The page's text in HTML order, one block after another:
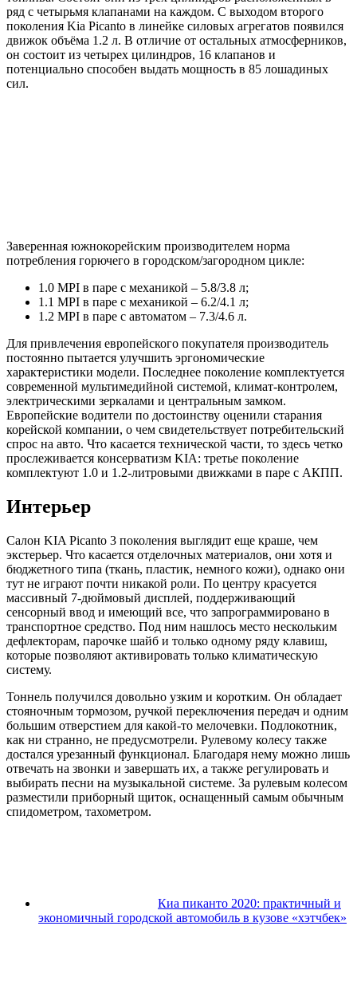
ряд с четырьмя клапанами на каждом. С выходом второго
поколения Kia Picanto в линейке силовых агрегатов появился
движок объёма 1.2 л. В отличие от остальных атмосферников,
он состоит из четырех цилиндров, 16 клапанов и
потенциально способен выдать мощность в 85 лошадиных
сил.
Заверенная южнокорейским производителем норма
потребления горючего в городском/загородном цикле:
1.0 MPI в паре с механикой – 5.8/3.8 л;
1.1 MPI в паре с механикой – 6.2/4.1 л;
1.2 MPI в паре с автоматом – 7.3/4.6 л.
Для привлечения европейского покупателя производитель
постоянно пытается улучшить эргономические
характеристики модели. Последнее поколение комплектуется
современной мультимедийной системой, климат-контролем,
электрическими зеркалами и центральным замком.
Европейские водители по достоинству оценили старания
корейской компании, о чем свидетельствует потребительский
спрос на авто. Что касается технической части, то здесь четко
прослеживается консерватизм KIA: третье поколение
комплектуют 1.0 и 1.2-литровыми движками в паре с АКПП.
Интерьер
Салон KIA Picanto 3 поколения выглядит еще краше, чем
экстерьер. Что касается отделочных материалов, они хотя и
бюджетного типа (ткань, пластик, немного кожи), однако они
тут не играют почти никакой роли. По центру красуется
массивный 7-дюймовый дисплей, поддерживающий
сенсорный ввод и имеющий все, что запрограммировано в
транспортное средство. Под ним нашлось место нескольким
дефлекторам, парочке шайб и только одному ряду клавиш,
которые позволяют активировать только климатическую
систему.
Тоннель получился довольно узким и коротким. Он обладает
стояночным тормозом, ручкой переключения передач и одним
большим отверстием для какой-то мелочевки. Подлокотник,
как ни странно, не предусмотрели. Рулевому колесу также
достался урезанный функционал. Благодаря нему можно лишь
отвечать на звонки и завершать их, а также регулировать и
выбирать песни на музыкальной системе. За рулевым колесом
разместили приборный щиток, оснащенный самым обычным
спидометром, тахометром.
Киа пиканто 2020: практичный и
экономичный городской автомобиль в кузове «хэтчбек»